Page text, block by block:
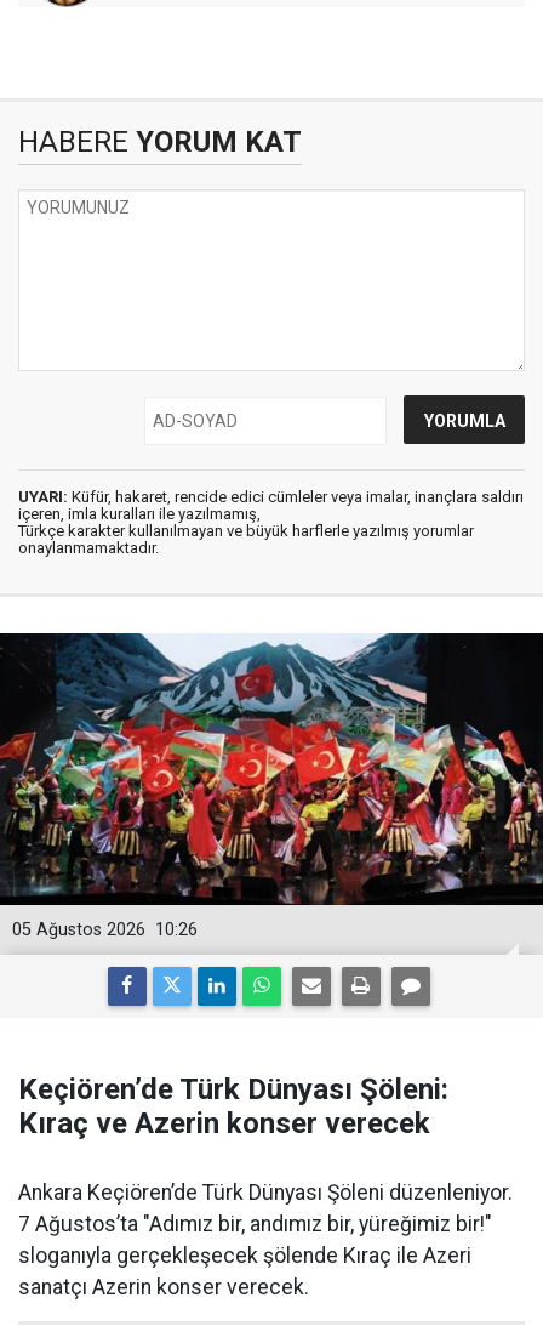
HABERE YORUM KAT
UYARI: Küfür, hakaret, rencide edici cümleler veya imalar, inançlara saldırı
içeren, imla kuralları ile yazılmamış,
Türkçe karakter kullanılmayan ve büyük harflerle yazılmış yorumlar
onaylanmamaktadır.
10:26
05 Ağustos 2026
Keçiören’de Türk Dünyası Şöleni:
Kıraç ve Azerin konser verecek
Ankara Keçiören’de Türk Dünyası Şöleni düzenleniyor.
7 Ağustos’ta "Adımız bir, andımız bir, yüreğimiz bir!"
sloganıyla gerçekleşecek şölende Kıraç ile Azeri
sanatçı Azerin konser verecek.